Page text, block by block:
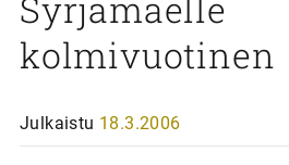
Syrjämäelle
kolmivuotinen
Julkaistu 18.3.2006